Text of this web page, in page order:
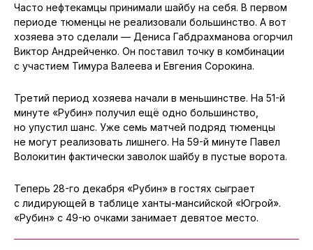
Часто нефтекамцы принимали шайбу на себя. В первом
периоде тюменцы не реализовали большинство. А вот
хозяева это сделали — Дениса Габдрахманова огорчил
Виктор Андрейченко. Он поставил точку в комбинации
с участием Тимура Валеева и Евгения Сорокина.
Третий период хозяева начали в меньшинстве. На 51-й
минуте «Рубин» получил ещё одно большинство,
но упустил шанс. Уже семь матчей подряд тюменцы
не могут реализовать лишнего. На 59-й минуте Павел
Волокитин фактически заволок шайбу в пустые ворота.
Теперь 28-го декабря «Рубин» в гостях сыграет
с лидирующей в таблице ханты-мансийской «Югрой».
«Рубин» с 49-ю очками занимает девятое место.